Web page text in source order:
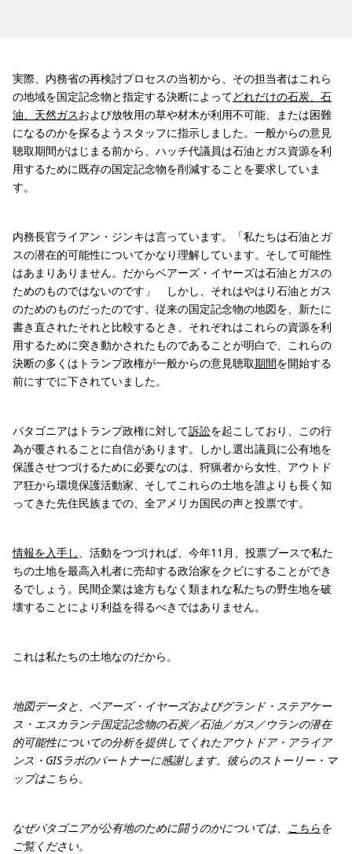
実際、内務省の再検討プロセスの当初から、その担当者はこれら
の地域を国定記念物と指定する決断によってどれだけの石炭、石
油、天然ガスおよび放牧用の草や材木が利用不可能、または困難
になるのかを探るようスタッフに指示しました。一般からの意見
聴取期間がはじまる前から、ハッチ代議員は石油とガス資源を利
用するために既存の国定記念物を削減することを要求していま
す。
内務長官ライアン・ジンキは言っています。「私たちは石油とガ
スの潜在的可能性についてかなり理解しています。そして可能性
はあまりありません。だからベアーズ・イヤーズは石油とガスの
ためのものではないのです」 しかし、それはやはり石油とガス
のためのものだったのです。従来の国定記念物の地図を、新たに
書き直されたそれと比較するとき、それぞれはこれらの資源を利
用するために突き動かされたものであることが明白で、これらの
決断の多くはトランプ政権が一般からの意見聴取期間を開始する
前にすでに下されていました。
パタゴニアはトランプ政権に対して訴訟を起こしており、この行
為が覆されることに自信があります。しかし選出議員に公有地を
保護させつづけるために必要なのは、狩猟者から女性、アウトド
ア狂から環境保護活動家、そしてこれらの土地を誰よりも長く知
ってきた先住民族までの、全アメリカ国民の声と投票です。
情報を入手し
、活動をつづければ、今年11月、投票ブースで私た
ちの土地を最高入札者に売却する政治家をクビにすることができ
るでしょう。民間企業は途方もなく類まれな私たちの野生地を破
壊することにより利益を得るべきではありません。
これは私たちの土地なのだから。
地図データと、ベアーズ・イヤーズおよびグランド・ステアケー
ス・エスカランテ国定記念物の石炭／石油／ガス／ウランの潜在
的可能性についての分析を提供してくれたアウトドア・アライア
ンス・GISラボのパートナーに感謝します。彼らのストーリー・マ
ップはこちら。
なぜパタゴニアが公有地のために闘うのかについては、 こちらを
ご覧ください。